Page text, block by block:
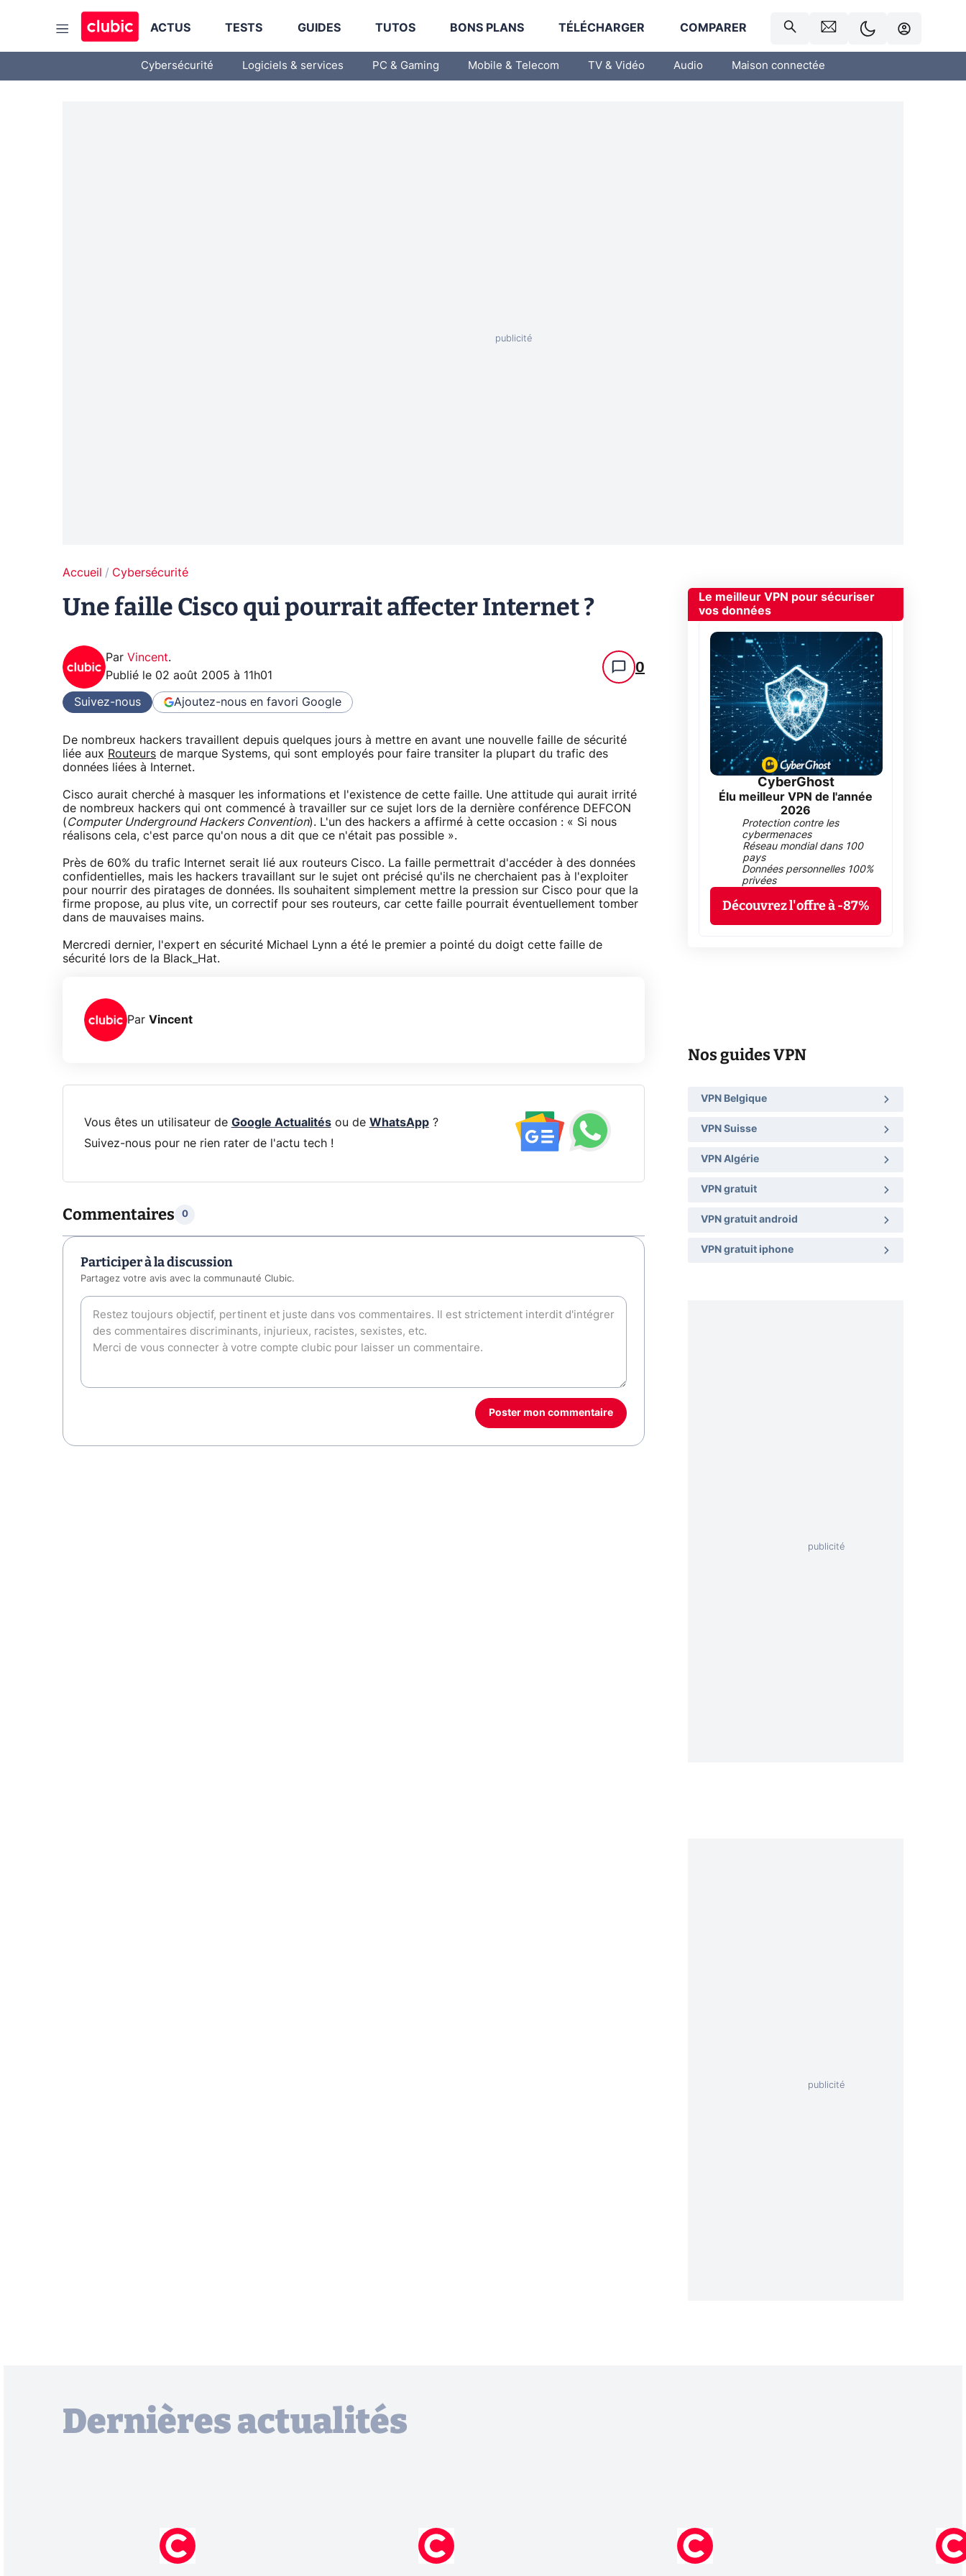
ACTUS TESTS GUIDES TUTOS BONS PLANS TÉLÉCHARGER COMPARER
Cybersécurité Logiciels & services PC & Gaming Mobile & Telecom TV & Vidéo Audio Maison connectée
Accueil Cybersécurité
Une faille Cisco qui pourrait affecter Internet ?
Par Vincent.
Publié le 02 août 2005 à 11h01 0
Suivez-nous Ajoutez-nous en favori Google
De nombreux hackers travaillent depuis quelques jours à mettre en avant une nouvelle faille de sécurité
liée aux Routeurs de marque Systems, qui sont employés pour faire transiter la plupart du trafic des
données liées à Internet.
Cisco aurait cherché à masquer les informations et l'existence de cette faille. Une attitude qui aurait irrité
de nombreux hackers qui ont commencé à travailler sur ce sujet lors de la dernière conférence DEFCON
(Computer Underground Hackers Convention). L'un des hackers a affirmé à cette occasion : « Si nous
réalisons cela, c'est parce qu'on nous a dit que ce n'était pas possible ».
Près de 60% du trafic Internet serait lié aux routeurs Cisco. La faille permettrait d'accéder à des données
confidentielles, mais les hackers travaillant sur le sujet ont précisé qu'ils ne cherchaient pas à l'exploiter
pour nourrir des piratages de données. Ils souhaitent simplement mettre la pression sur Cisco pour que la
firme propose, au plus vite, un correctif pour ses routeurs, car cette faille pourrait éventuellement tomber
dans de mauvaises mains.
Mercredi dernier, l'expert en sécurité Michael Lynn a été le premier a pointé du doigt cette faille de
sécurité lors de la Black_Hat.
Par Vincent
Vous êtes un utilisateur de Google Actualitésou de WhatsApp?
Suivez-nous pour ne rien rater de l'actu tech !
Commentaires 0
Participer à la discussion
Partagez votre avis avec la communauté Clubic.
Poster mon commentaire
Le meilleur VPN pour sécuriser
vos données
CyberGhost
Élu meilleur VPN de l'année
2026
Protection contre les
cybermenaces
Réseau mondial dans 100
pays
Données personnelles 100%
privées
Découvrez l'offre à -87%
Nos guides VPN
VPN Belgique
VPN Suisse
VPN Algérie
VPN gratuit
VPN gratuit android
VPN gratuit iphone
Dernières actualités